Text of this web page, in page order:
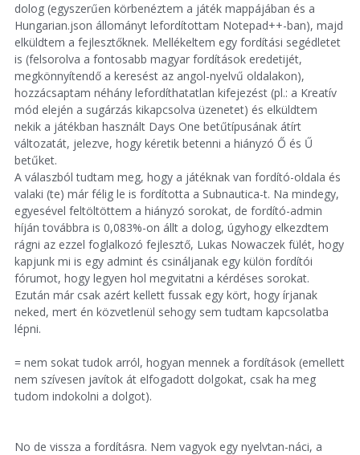
dolog (egyszerűen körbenéztem a játék mappájában és a
Hungarian.json állományt lefordítottam Notepad++-ban), majd
elküldtem a fejlesztőknek. Mellékeltem egy fordítási segédletet
is (felsorolva a fontosabb magyar fordítások eredetijét,
megkönnyítendő a keresést az angol-nyelvű oldalakon),
hozzácsaptam néhány lefordíthatatlan kifejezést (pl.: a Kreatív
mód elején a sugárzás kikapcsolva üzenetet) és elküldtem
nekik a játékban használt Days One betűtípusának átírt
változatát, jelezve, hogy kéretik betenni a hiányzó Ő és Ű
betűket.
A válaszból tudtam meg, hogy a játéknak van fordító-oldala és
valaki (te) már félig le is fordította a Subnautica-t. Na mindegy,
egyesével feltöltöttem a hiányzó sorokat, de fordító-admin
híján továbbra is 0,083%-on állt a dolog, úgyhogy elkezdtem
rágni az ezzel foglalkozó fejlesztő, Lukas Nowaczek fülét, hogy
kapjunk mi is egy admint és csináljanak egy külön fordítói
fórumot, hogy legyen hol megvitatni a kérdéses sorokat.
Ezután már csak azért kellett fussak egy kört, hogy írjanak
neked, mert én közvetlenül sehogy sem tudtam kapcsolatba
lépni.
= nem sokat tudok arról, hogyan mennek a fordítások (emellett
nem szívesen javítok át elfogadott dolgokat, csak ha meg
tudom indokolni a dolgot).
No de vissza a fordításra. Nem vagyok egy nyelvtan-náci, a